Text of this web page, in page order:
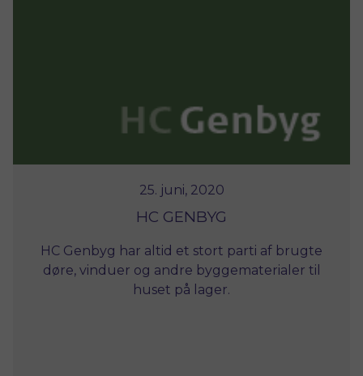
25. juni, 2020
HC GENBYG
HC Genbyg har altid et stort parti af brugte
døre, vinduer og andre byggematerialer til
huset på lager.